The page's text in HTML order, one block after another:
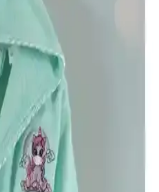
Wedding Bornoz
Rehberi
ve Özdilek Wedding bornoz
ve avantajlarını analiz
yardımcı olur.
Bornoz ve Varol Orfe
farklar, kumaş yapısı, kullanım
karşılaştırma.